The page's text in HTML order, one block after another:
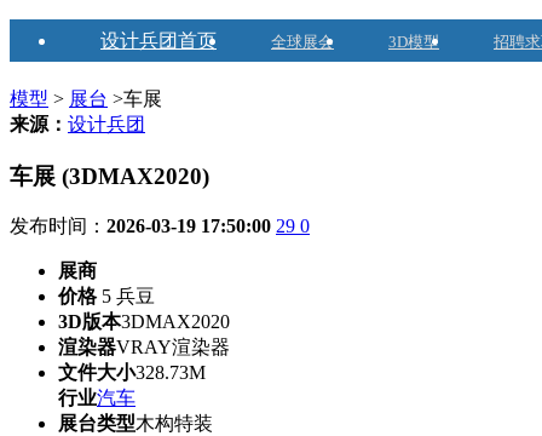
设计兵团首页 全球展会 3D模型 招聘
模型 > 展台 >车展
来源： 设计兵团
车展 (3DMAX2020)
发布时间： 2026-03-19 17:50:00 29 0
展商
价格5 兵豆
3D版本3DMAX2020
渲染器VRAY渲染器
文件大小328.73M
行业汽车
展台类型木构特装